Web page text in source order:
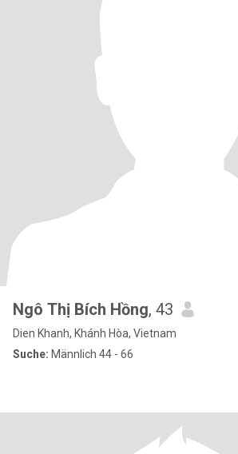
Ngô Thị Bích Hồng, 43
Dien Khanh, Khánh Hòa, Vietnam
Suche: Männlich 44 - 66